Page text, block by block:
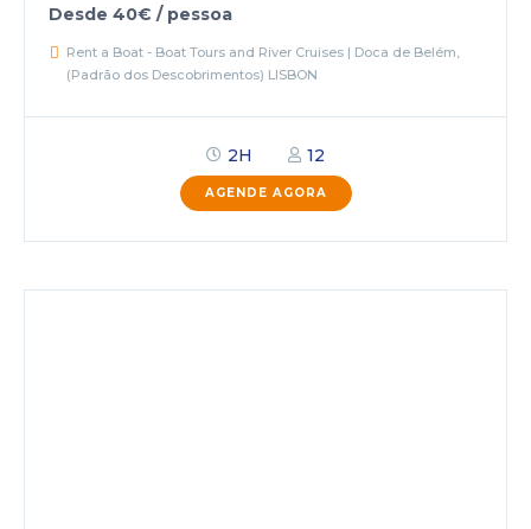
Desde 40€ / pessoa
Rent a Boat - Boat Tours and River Cruises | Doca de Belém,
(Padrão dos Descobrimentos) LISBON
2H 12
AGENDE AGORA